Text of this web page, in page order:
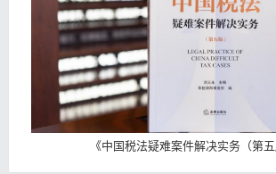
《中国税法疑难案件解决实务（第五